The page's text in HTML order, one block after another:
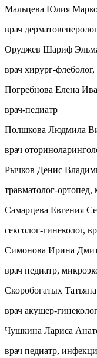
Мальцева Юлия
врач
Оруджев Шариф
врач хирург-
Погребнова Елена
врач-педиатр
Полшкова Людмила
врач
Рычков Денис
травматолог-
Самарцева Евгения
сексолог-гинеколог,
Симонова Ирина
врач педиатр,
Скоробогатых
врач акушер-
Чушкина Лариса
врач педиатр,